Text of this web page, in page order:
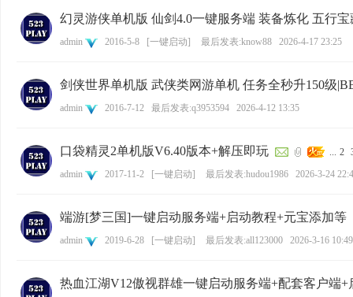
幻灵游侠单机版 仙剑4.0一键服务端 装备炼化 五行宝
admin 2016-5-8 [一键启动] 最后发表:know88 2026-4-17 23:25
剑侠世界单机版 武侠类网游单机 任务全秒升150级
admin 2016-7-12 最后发表:q3953594 2026-4-12 13:35
口袋精灵2单机版V6.40版本+解压即玩 ... 2
admin
2017-11-2 [一键启动] 最后发表:hudou1986 2026-3-24
端游[梦三国]一键启动服务端+启动教程+元宝添加等
admin 2019-6-28 [一键启动] 最后发表:all123000 2026-3-16 10:49
热血江湖V12傲视群雄一键启动服务端+配套客户端+